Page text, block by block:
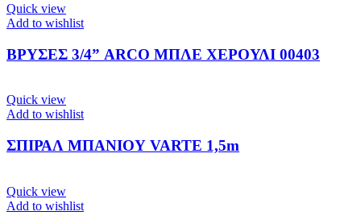
Quick view
Add to wishlist
ΒΡΥΣΕΣ 3/4” ARCO ΜΠΛΕ ΧΕΡΟΥΛΙ 00403
Quick view
Add to wishlist
ΣΠΙΡΑΛ ΜΠΑΝΙΟΥ VARTE 1,5m
Quick view
Add to wishlist